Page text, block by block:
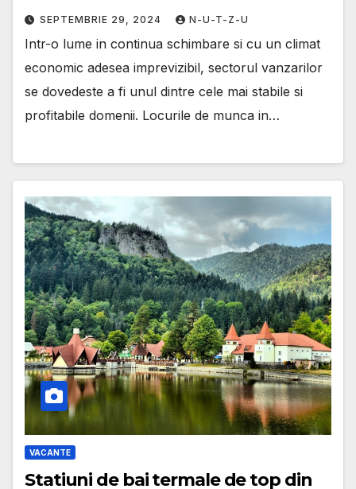
SEPTEMBRIE 29, 2024 N-U-T-Z-U
Intr-o lume in continua schimbare si cu un climat
economic adesea imprevizibil, sectorul vanzarilor
se dovedeste a fi unul dintre cele mai stabile si
profitabile domenii. Locurile de munca in…
VACANTE
Statiuni de bai termale de top din